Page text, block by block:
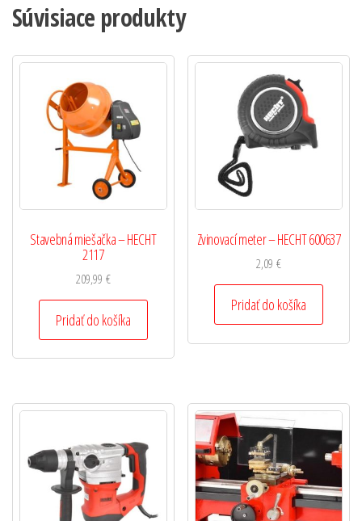
Súvisiace produkty
Stavebná miešačka – HECHT
2117
209,99 €
Pridať do košíka
Zvinovací meter – HECHT 600637
2,09€
Pridať do košíka